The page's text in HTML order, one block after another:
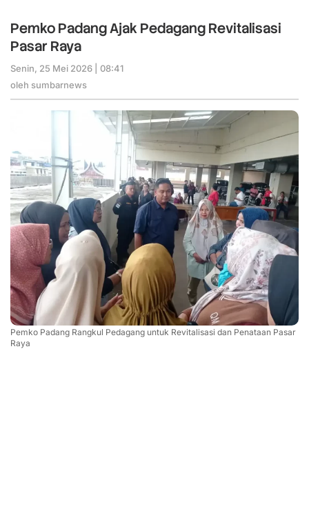
Ajak
Pedagang
Pemko Padang Ajak Pedagang Revitalisasi
Pasar Raya
Senin, 25 Mei 2026 | 08:41
oleh sumbarnews
Pemko Padang Rangkul Pedagang untuk Revitalisasi dan Penataan Pasar
Raya